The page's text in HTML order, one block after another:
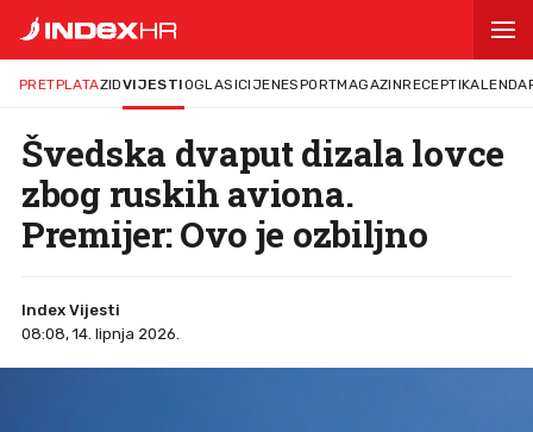
PRETPLATAZIDVIJESTIOGLASICIJENESPORTMAGAZINRECEPTI
Švedska dvaput dizala lovce
zbog ruskih aviona.
Premijer: Ovo je ozbiljno
Index Vijesti
08:08, 14. lipnja 2026.